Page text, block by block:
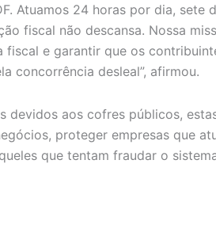
Atuamos 24 horas por dia, sete
fiscal não descansa. Nossa
fiscal e garantir que os
concorrência desleal”, afirmou.
devidos aos cofres públicos,
proteger empresas que
que tentam fraudar o